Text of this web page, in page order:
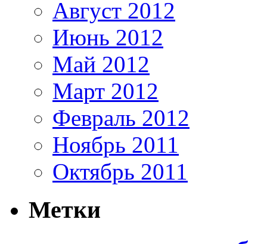
Август 2012
Июнь 2012
Май 2012
Март 2012
Февраль 2012
Ноябрь 2011
Октябрь 2011
Метки